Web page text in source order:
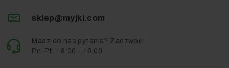
sklep@myjki.com
Masz do nas pytania? Zadzwoń!
Pn-Pt. - 8:00 - 16:00